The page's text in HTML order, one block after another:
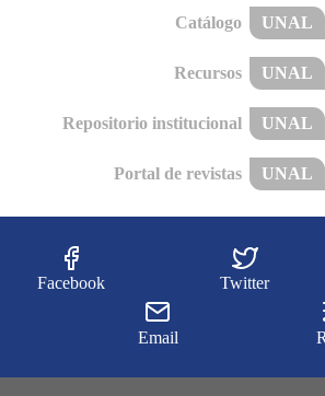
Catálogo UNAL
Recursos UNAL
Repositorio institucional UNAL
Portal de revistas UNAL
Facebook Twitter
Email